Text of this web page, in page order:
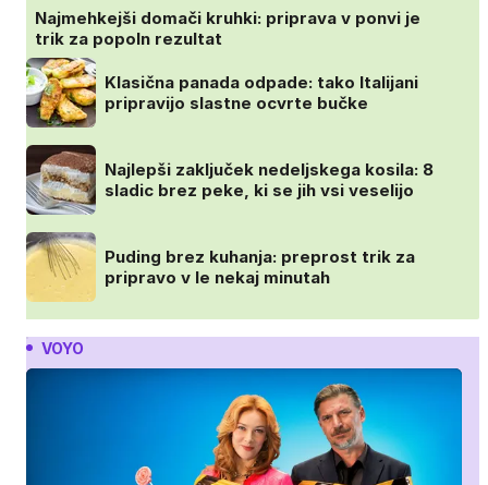
Najmehkejši domači kruhki: priprava v ponvi je
trik za popoln rezultat
Klasična panada odpade: tako Italijani
pripravijo slastne ocvrte bučke
Najlepši zaključek nedeljskega kosila: 8
sladic brez peke, ki se jih vsi veselijo
Puding brez kuhanja: preprost trik za
pripravo v le nekaj minutah
VOYO